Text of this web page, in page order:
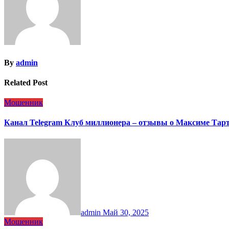
By admin
Related Post
Мошенник
Канал Telegram Клуб миллионера – отзывы о Максиме
admin Май 30, 2025
Мошенник